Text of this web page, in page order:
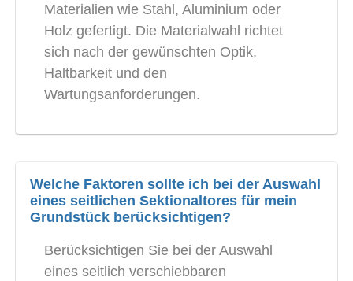
Materialien wie Stahl, Aluminium oder
Holz gefertigt. Die Materialwahl richtet
sich nach der gewünschten Optik,
Haltbarkeit und den
Wartungsanforderungen.
Welche Faktoren sollte ich bei der Auswahl
eines seitlichen Sektionaltores für mein
Grundstück berücksichtigen?
Berücksichtigen Sie bei der Auswahl
eines seitlich verschiebbaren